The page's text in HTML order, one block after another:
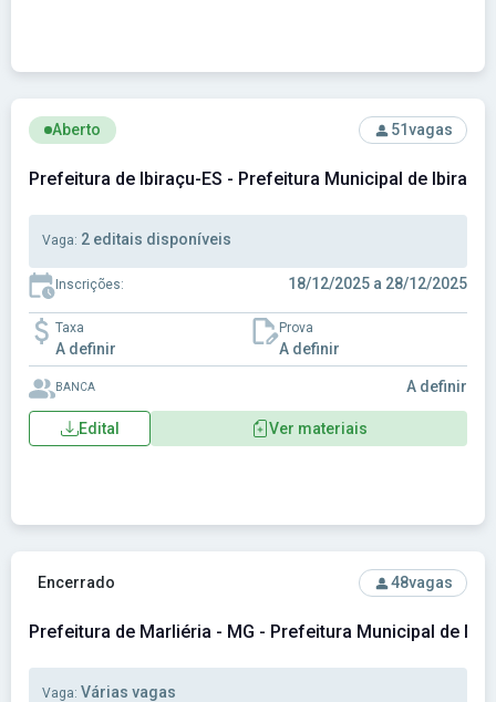
Ver concurso: Prefeitura de Ibiraçu-ES - Prefeitura
Aberto 51vagas
Prefeitura de Ibiraçu-ES - Prefeitura Municipal de Ibiraçu-
Vaga: 2 editais disponíveis
Inscrições: 18/12/2025 a 28/12/2025
Taxa
A definir
Prova
A definir
BANCA A definir
Edital Ver materiais
Ver concurso: Prefeitura de Marliéria - MG - Prefeitura
Encerrado 48vagas
Prefeitura de Marliéria - MG - Prefeitura Municipal de
Vaga: Várias vagas